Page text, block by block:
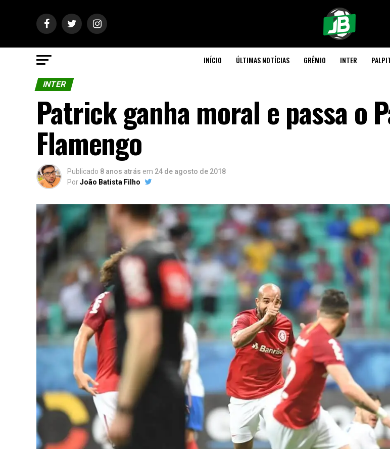
INÍCIO ÚLTIMAS NOTÍCIAS GRÊMIO INTER
INTER
Patrick ganha moral e passa o
Flamengo
Publicado 8 anos atrás em 24 de agosto de 2018
PorJoão Batista Filho